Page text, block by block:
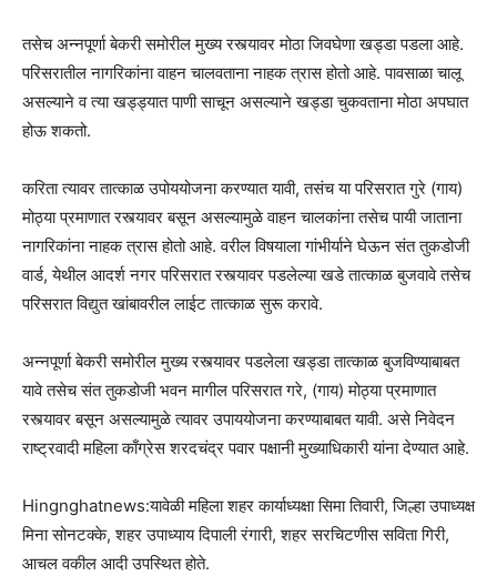
तसेच अन्नपूर्णा बेकरी समोरील मुख्य रस्त्यावर मोठा जिवघेणा खड्डा पडला आहे.
परिसरातील नागरिकांना वाहन चालवताना नाहक त्रास होतो आहे. पावसाळा चालू
असल्याने व त्या खड्ड्यात पाणी साचून असल्याने खड्डा चुकवताना मोठा अपघात
होऊ शकतो.
करिता त्यावर तात्काळ उपोययोजना करण्यात यावी, तसंच या परिसरात गुरे (गाय)
मोठ्या प्रमाणात रस्त्यावर बसून असल्यामुळे वाहन चालकांना तसेच पायी जाताना
नागरिकांना नाहक त्रास होतो आहे. वरील विषयाला गांभीर्याने घेऊन संत तुकडोजी
वार्ड, येथील आदर्श नगर परिसरात रस्त्यावर पडलेल्या खडे तात्काळ बुजवावे तसेच
परिसरात विद्युत खांबावरील लाईट तात्काळ सुरू करावे.
अन्नपूर्णा बेकरी समोरील मुख्य रस्त्यावर पडलेला खड्डा तात्काळ बुजविण्याबाबत
यावे तसेच संत तुकडोजी भवन मागील परिसरात गरे, (गाय) मोठ्या प्रमाणात
रस्त्यावर बसून असल्यामुळे त्यावर उपाययोजना करण्याबाबत यावी. असे निवेदन
राष्ट्रवादी महिला काँग्रेस शरदचंद्र पवार पक्षानी मुख्याधिकारी यांना देण्यात आहे.
Hingnghatnews:यावेळी महिला शहर कार्याध्यक्षा सिमा तिवारी, जिल्हा उपाध्यक्ष
मिना सोनटक्के, शहर उपाध्याय दिपाली रंगारी, शहर सरचिटणीस सविता गिरी,
आचल वकील आदी उपस्थित होते.